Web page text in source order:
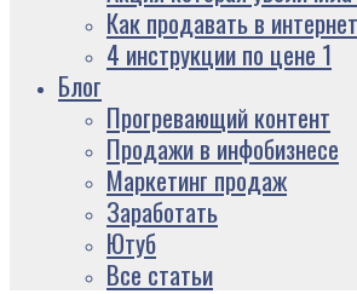
Как продавать в
4 инструкции по цене 1
Блог
Прогревающий контент
Продажи в инфобизнесе
Маркетинг продаж
Заработать
Ютуб
Все статьи